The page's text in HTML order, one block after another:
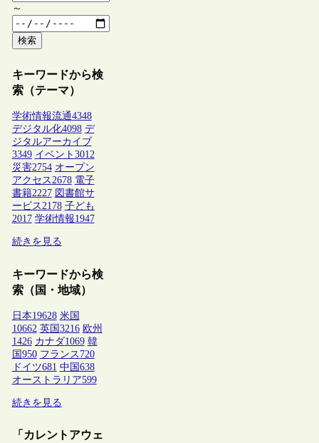
～
検索
キーワードから検
索（テーマ）
学術情報流通4348
デジタル化4098 デ
ジタルアーカイブ
3349 イベント 3012
災害2754 オープン
アクセス2678 電子
書籍2227 図書館サ
ービス2178 子ども
2017 学術情報1947
続きを見る
キーワードから検
索（国・地域）
日本19628 米国
10662 英国 3216 欧州
1426 カナダ1069 韓
国 950 フランス 720
ドイツ681 中国 638
オーストラリア599
続きを見る
「カレントアウェ